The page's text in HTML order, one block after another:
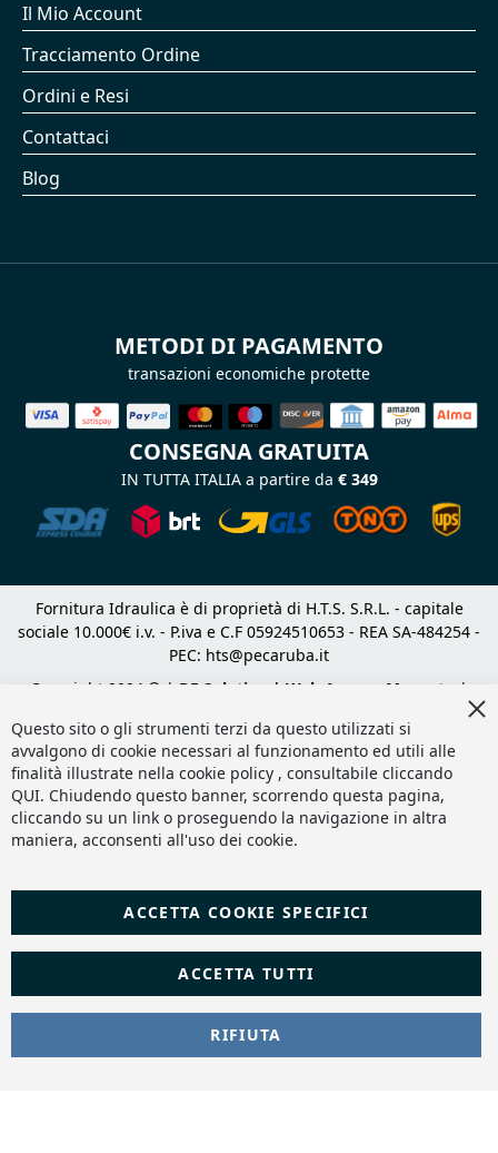
Il Mio Account
Tracciamento Ordine
Ordini e Resi
Contattaci
Blog
METODI DI PAGAMENTO
transazioni economiche protette
CONSEGNA GRATUITA
IN TUTTA ITALIA a partire da € 349
Fornitura Idraulica è di proprietà di H.T.S. S.R.L. - capitale
sociale 10.000€ i.v. - P.iva e C.F 05924510653 - REA SA-484254 -
PEC: hts@pecaruba.it
Copyright 2024 © | DF Solution | Web Agency Magento
|
Questo sito o gli strumenti terzi da questo utilizzati si
avvalgono di cookie necessari al funzionamento ed utili alle
finalità illustrate nella cookie policy , consultabile cliccando
QUI. Chiudendo questo banner, scorrendo questa pagina,
cliccando su un link o proseguendo la navigazione in altra
maniera, acconsenti all'uso dei cookie.
ACCETTA TUTTI
ACCETTA COOKIE SPECIFICI
RIFIUTA